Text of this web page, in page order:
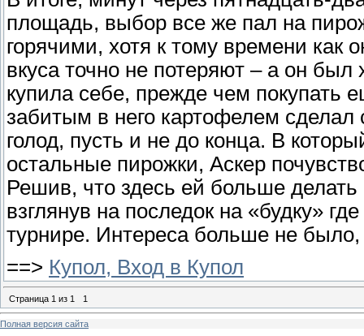
площадь, выбор все же пал на
горячими, хотя к тому времени как
вкуса точно не потеряют – а он
купила себе, прежде чем покупать
забитым в него картофелем сделал
голод, пусть и не до конца. В
остальные пирожки, Аскер
Решив, что здесь ей больше
взглянув на последок на «будку»
турнире. Интереса больше не
==> Купол, Вход в Купол
Страница 1 из 1 1
Полная версия сайта